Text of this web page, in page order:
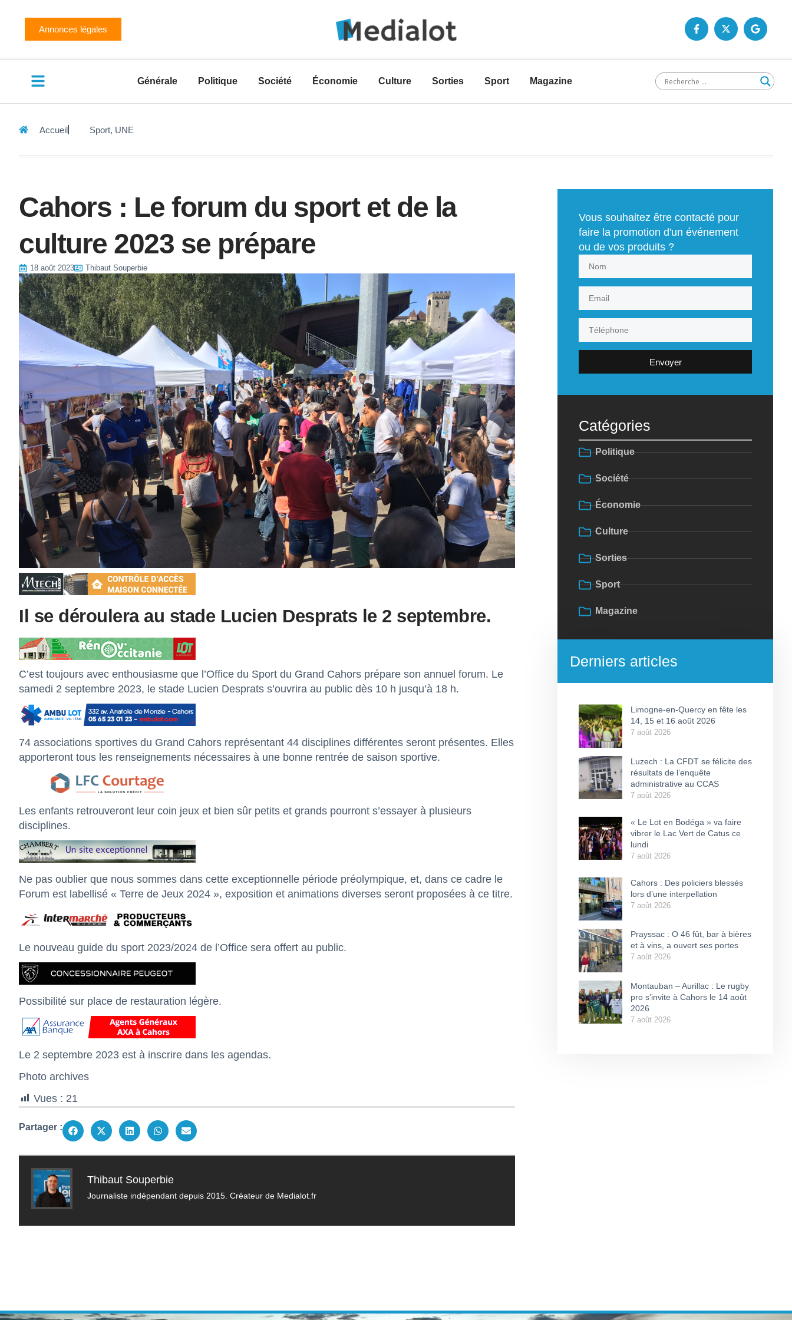
Annonces légales
Générale Politique Société Économie Culture Sorties Sport Magazine
Accueil Sport, UNE
Cahors : Le forum du sport et de la
culture 2023 se prépare
18 août 2023 Thibaut Souperbie
Il se déroulera au stade Lucien Desprats le 2 septembre.
C’est toujours avec enthousiasme que l’Office du Sport du Grand Cahors prépare son annuel forum. Le
samedi 2 septembre 2023, le stade Lucien Desprats s’ouvrira au public dès 10 h jusqu’à 18 h.
74 associations sportives du Grand Cahors représentant 44 disciplines différentes seront présentes. Elles
apporteront tous les renseignements nécessaires à une bonne rentrée de saison sportive.
Les enfants retrouveront leur coin jeux et bien sûr petits et grands pourront s’essayer à plusieurs
disciplines.
Ne pas oublier que nous sommes dans cette exceptionnelle période préolympique, et, dans ce cadre le
Forum est labellisé « Terre de Jeux 2024 », exposition et animations diverses seront proposées à ce titre.
Le nouveau guide du sport 2023/2024 de l’Office sera offert au public.
Possibilité sur place de restauration légère.
Le 2 septembre 2023 est à inscrire dans les agendas.
Photo archives
Vues : 21
Partager :
Thibaut Souperbie
Journaliste indépendant depuis 2015. Créateur de Medialot.fr
Vous souhaitez être contacté pour
faire la promotion d'un événement
ou de vos produits ?
Envoyer
Catégories
Politique
Société
Économie
Culture
Sorties
Sport
Magazine
Derniers articles
Limogne-en-Quercy en fête les
14, 15 et 16 août 2026
7 août 2026
Luzech : La CFDT se félicite des
résultats de l’enquête
administrative au CCAS
7 août 2026
« Le Lot en Bodéga » va faire
vibrer le Lac Vert de Catus ce
lundi
7 août 2026
Cahors : Des policiers blessés
lors d’une interpellation
7 août 2026
Prayssac : O 46 fût, bar à bières
et à vins, a ouvert ses portes
7 août 2026
Montauban – Aurillac : Le rugby
pro s’invite à Cahors le 14 août
2026
7 août 2026